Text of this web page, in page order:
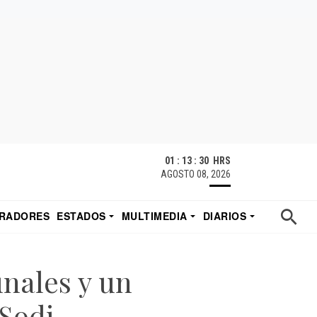
01 : 13 : 30 HRS
AGOSTO 08, 2026
ESTADOS MULTIMEDIA
DIARIOS
y un